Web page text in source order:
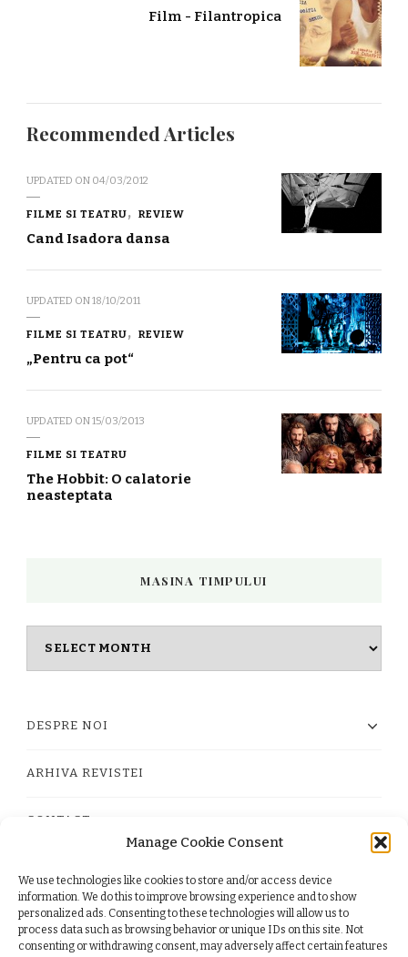
Manage Cookie Consent
We use technologies like cookies to store and/or access device
information. We do this to improve browsing experience and to show
personalized ads. Consenting to these technologies will allow us to
process data such as browsing behavior or unique IDs on this site. Not
consenting or withdrawing consent, may adversely affect certain features
Film - Filantropica
Recommended Articles
UPDATED ON 04/03/2012
FILME SI TEATRU REVIEW
Cand Isadora dansa
UPDATED ON18/10/2011
FILME SI TEATRU REVIEW
„Pentru ca pot“
UPDATED ON15/03/2013
FILME SI TEATRU
The Hobbit: O calatorie
neasteptata
MASINA TIMPULUI
DESPRE NOI
ARHIVA REVISTEI
CONTACT
PRIVACY POLICY
TERMS